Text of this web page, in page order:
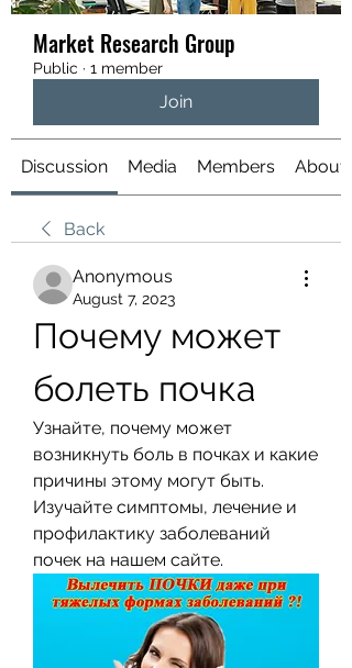
Market Research Group
Public · 1 member
Join
Discussion Media Members About
Back
Anonymous
August 7, 2023
Почему может
болеть почка
Узнайте, почему может
возникнуть боль в почках и какие
причины этому могут быть.
Изучайте симптомы, лечение и
профилактику заболеваний
почек на нашем сайте.